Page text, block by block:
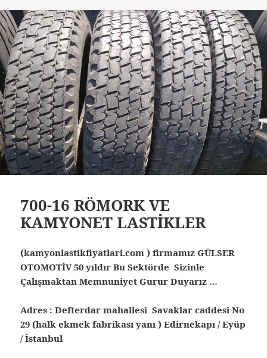
700-16 RÖMORK VE
KAMYONET LASTİKLER
(kamyonlastikfiyatlari.com ) firmamız GÜLSER
OTOMOTİV 50 yıldır Bu Sektörde Sizinle
Çalışmaktan Memnuniyet Gurur Duyarız …
Adres : Defterdar mahallesi Savaklar caddesi No
29 (halk ekmek fabrikası yanı ) Edirnekapı / Eyüp
/ İstanbul